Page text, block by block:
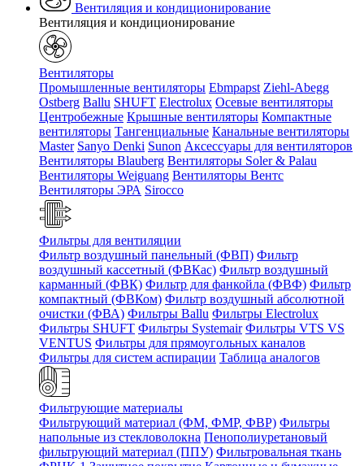
Вентиляция и кондиционирование
Вентиляция и кондиционирование
Вентиляторы
Промышленные вентиляторы Ebmpapst Ziehl-Abegg
Ostberg Ballu SHUFT Electrolux Осевые вентиляторы
Центробежные Крышные вентиляторы Компактные
вентиляторы Тангенциальные Канальные вентиляторы
Master Sanyo Denki Sunon Аксессуары для вентиляторов
Вентиляторы Blauberg Вентиляторы Soler & Palau
Вентиляторы Weiguang Вентиляторы Вентс
Вентиляторы ЭРА Sirocco
Фильтры для вентиляции
Фильтр воздушный панельный (ФВП) Фильтр
воздушный кассетный (ФВКас) Фильтр воздушный
карманный (ФВК) Фильтр для фанкойла (ФВФ) Фильтр
компактный (ФВКом) Фильтр воздушный абсолютной
очистки (ФВА) Фильтры Ballu Фильтры Electrolux
Фильтры SHUFT Фильтры Systemair Фильтры VTS VS
VENTUS Фильтры для прямоугольных каналов
Фильтры для систем аспирации Таблица аналогов
Фильтрующие материалы
Фильтрующий материал (ФМ, ФМР, ФВР) Фильтры
напольные из стекловолокна Пенополиуретановый
фильтрующий материал (ППУ) Фильтровальная ткань